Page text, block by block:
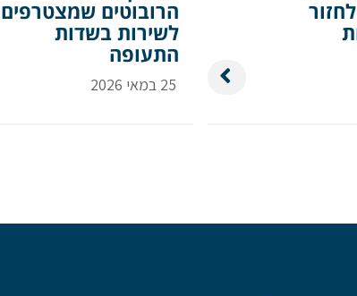
הרובוטים שמצטרפים
לשירות בשדות
התעופה
25 במאי 2026